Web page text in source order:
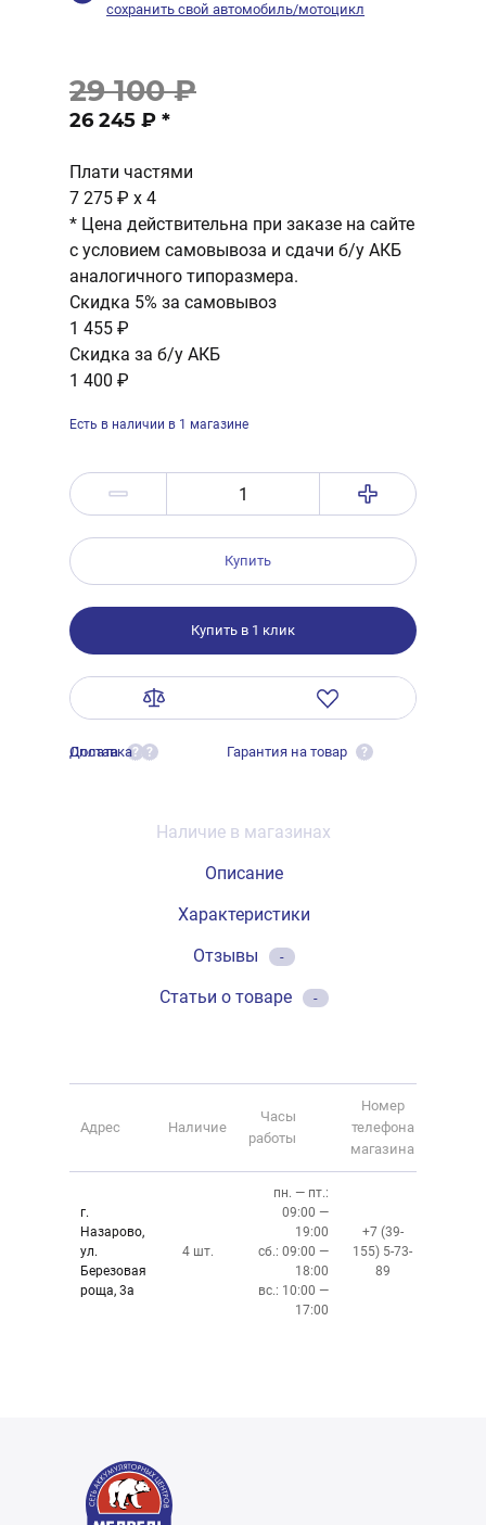
сохранить свой автомобиль/мотоцикл
29 100 ₽
26 245 ₽ *
Плати частями
7 275 ₽ x 4
* Цена действительна при заказе на сайте
с условием самовывоза и сдачи б/у АКБ
аналогичного типоразмера.
Скидка 5% за самовывоз
1 455 ₽
Скидка за б/у АКБ
1 400 ₽
Есть в наличии в 1 магазине
Купить
Купить в 1 клик
Оплата ?
Доставка ? Гарантия на товар ?
Наличие в магазинах
Описание
Характеристики
Отзывы
-
Статьи о товаре -
Адрес Наличие
Часы
работы
Номер
телефона
магазина
г.
Назарово,
ул.
Березовая
роща, 3а
4 шт.
пн. — пт.:
09:00 —
19:00
сб.: 09:00 —
18:00
вс.: 10:00 —
17:00
+7 (39-
155) 5-73-
89